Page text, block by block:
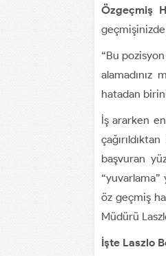
Özgeçmiş
geçmişinizde
“Bu
alamadınız
hatadan birini
İş ararken
başvuran
“yuvarlama”
öz geçmiş
Müdürü
İşte Laszlo